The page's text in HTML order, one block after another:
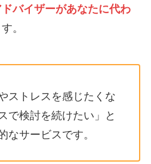
バイザーがあなたに代わ
。
ストレスを感じたくな
で検討を続けたい」と
なサービスです。